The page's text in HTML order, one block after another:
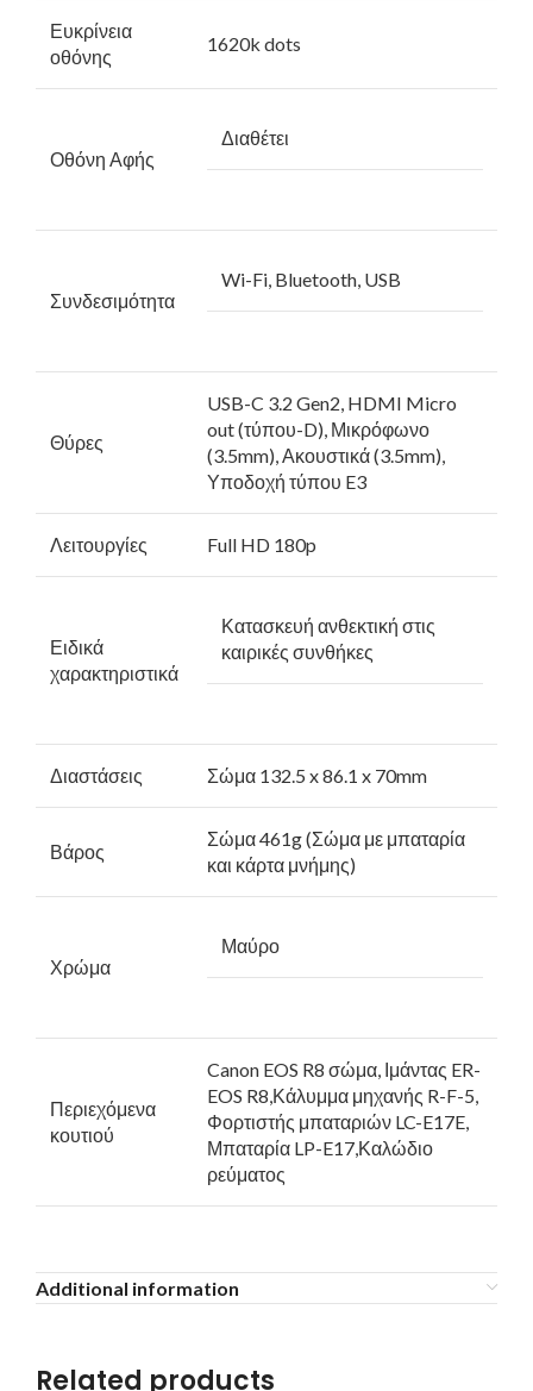
Ευκρίνεια
οθόνης
1620k dots
Οθόνη Αφής
Διαθέτει
Συνδεσιμότητα
Wi-Fi, Bluetooth, USB
Θύρες
USB-C 3.2 Gen2, HDMI Micro
out (τύπου-D), Μικρόφωνο
(3.5mm), Ακουστικά (3.5mm),
Υποδοχή τύπου E3
Λειτουργίες Full HD 180p
Ειδικά
χαρακτηριστικά
Κατασκευή ανθεκτική στις
καιρικές συνθήκες
Διαστάσεις Σώμα 132.5 x 86.1 x 70mm
Βάρος
Σώμα 461g (Σώμα με μπαταρία
και κάρτα μνήμης)
Χρώμα
Μαύρο
Περιεχόμενα
κουτιού
Canon EOS R8 σώμα, Ιμάντας ER-
EOS R8,Κάλυμμα μηχανής R-F-5,
Φορτιστής μπαταριών LC-E17E,
Μπαταρία LP-E17,Καλώδιο
ρεύματος
Additional information
Related products